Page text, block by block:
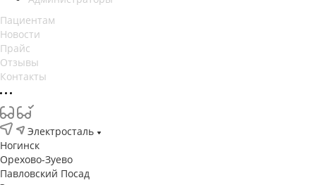
Пациентам
Новости
Прайс
Отзывы
Контакты
Электросталь
Ногинск
Орехово-Зуево
Павловский Посад